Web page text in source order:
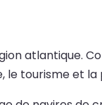
atlantique.
le tourisme et la